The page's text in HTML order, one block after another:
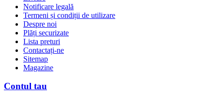
Notificare legală
Termeni și condiții de utilizare
Despre noi
Plăți securizate
Lista preturi
Contactați-ne
Sitemap
Magazine
Contul tau